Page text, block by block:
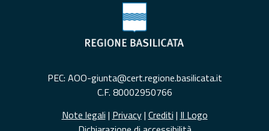
PEC: AOO-giunta@cert.regione.basilicata.it
C.F. 80002950766
Note legali | Privacy| Crediti | Il Logo